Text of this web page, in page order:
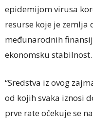
epidemijom virusa
resurse koje je
međunarodnih
ekonomsku stabilnost.
“Sredstva iz ovog
od kojih svaka iznosi
prve rate očekuje se